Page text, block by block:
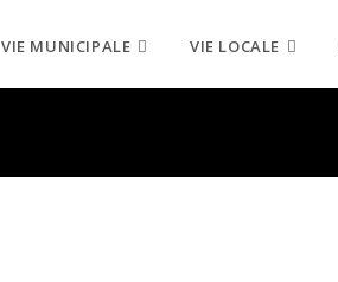
VIE MUNICIPALE VIE LOCALE